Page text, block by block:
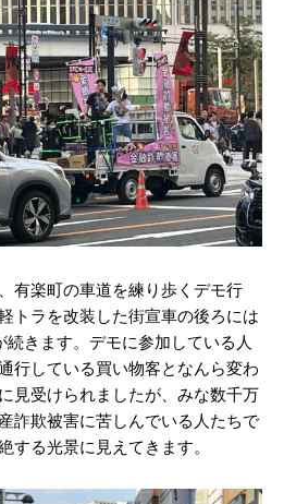
有楽町の車道を練り歩くデモ行
トラを改装した街宣車の後ろには
きます。デモに参加している人
行している買い物客となんら変わ
見受けられましたが、みな数千万
詐欺被害に苦しんでいる人たちで
する光景に見えてきます。